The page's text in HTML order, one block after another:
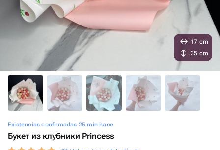
Existencias confirmadas 25 min hace
Букет из клубники Princess
17 cm
35 cm